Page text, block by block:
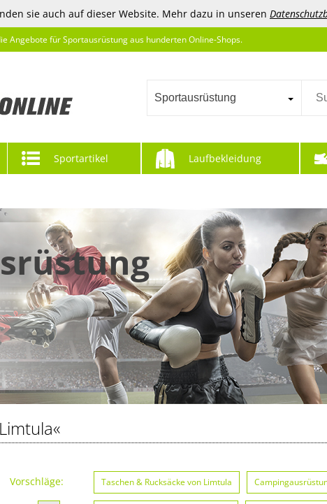
sie auch auf dieser Website. Mehr dazu in unseren
Angebote für Sportausrüstung aus hunderten Online-Shops.
Sportausrüstung
Sportartikel Laufbekleidung
Vorschläge: Taschen & Rucksäcke von Limtula